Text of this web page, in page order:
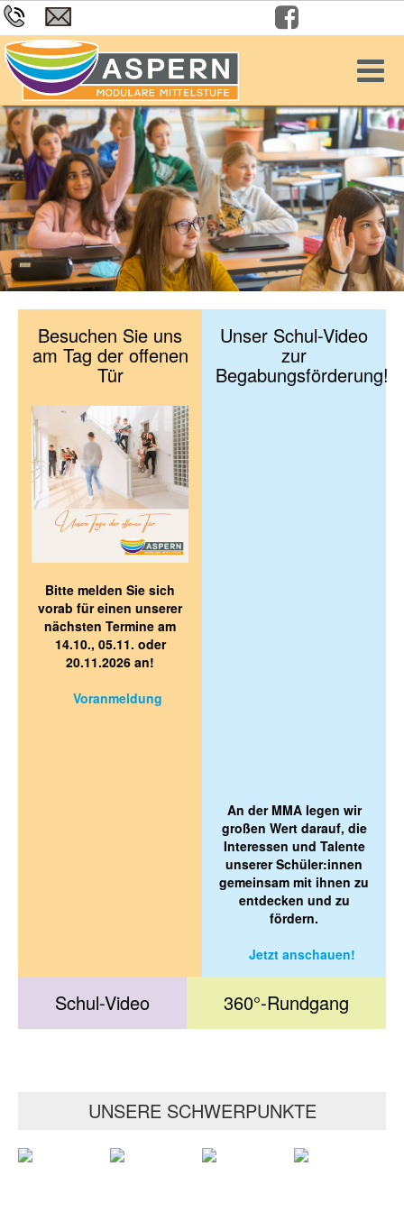
Besuchen Sie uns
am Tag der offenen
Tür
Bitte melden Sie sich
vorab für einen unserer
nächsten Termine am
14.10., 05.11. oder
20.11.2026 an!
Voranmeldung
Unser Schul-Video
zur
Begabungsförderung!
An der MMA legen wir
großen Wert darauf, die
Interessen und Talente
unserer Schüler:innen
gemeinsam mit ihnen zu
entdecken und zu
fördern.
Jetzt anschauen!
Schul-Video 360°-Rundgang
UNSERE SCHWERPUNKTE